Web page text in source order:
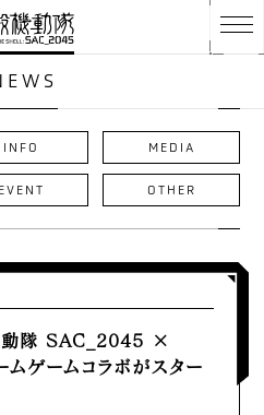
INFO MEDIA
EVENT OTHER
動隊 SAC_2045 ×
ムゲームコラボがスター